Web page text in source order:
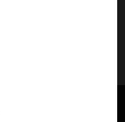
l'instant.
tard.